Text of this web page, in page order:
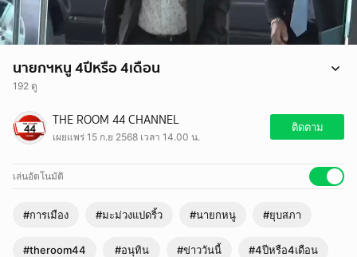
นายกฯหนู 4ปีหรือ 4เดือน
192 ดู
นายกฯหนู 4 ปี หรือ 4 เดือน
#นายกหนู #อนุทิน #ยุบสภา #4ปีหรือ4เดือน #ข่าววันนี้ #theroom44
#มะม่วงแปดริ้ว
THE ROOM 44 CHANNEL
เผยแพร่ 15 ก.ย 2568 เวลา 14.00 น.
ติดตาม
เล่นอัตโนมัติ
#การเมือง #มะม่วงแปดริ้ว #นายกหนู #ยุบสภา
#theroom44 #อนุทิน #ข่าววันนี้ #4ปีหรือ4เดือน